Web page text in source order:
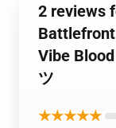
2 reviews
Vibe
ツ
★★★★★